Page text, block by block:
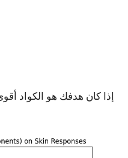
إذا كان هدفك هو الكواد